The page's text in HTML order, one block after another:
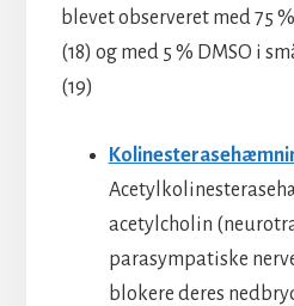
blevet observeret med 75
(18) og med 5 % DMSO i
(19)
acetylcholin
parasympatiske
blokere deres